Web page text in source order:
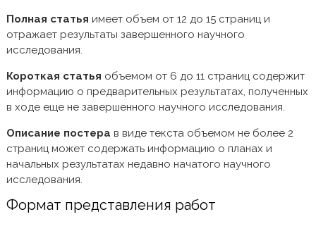
Полная статья имеет объем от 12 до 15 страниц и
отражает результаты завершенного научного
исследования.
Короткая статья объемом от 6 до 11 страниц содержит
информацию о предварительных результатах, полученных
в ходе еще не завершенного научного исследования.
Описание постера в виде текста объемом не более 2
страниц может содержать информацию о планах и
начальных результатах недавно начатого научного
исследования.
Формат представления работ